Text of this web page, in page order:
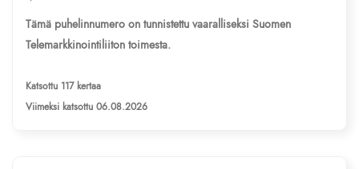
Tämä puhelinnumero on tunnistettu vaaralliseksi Suomen
Telemarkkinointiliiton toimesta.
Katsottu 117 kertaa
Viimeksi katsottu 06.08.2026